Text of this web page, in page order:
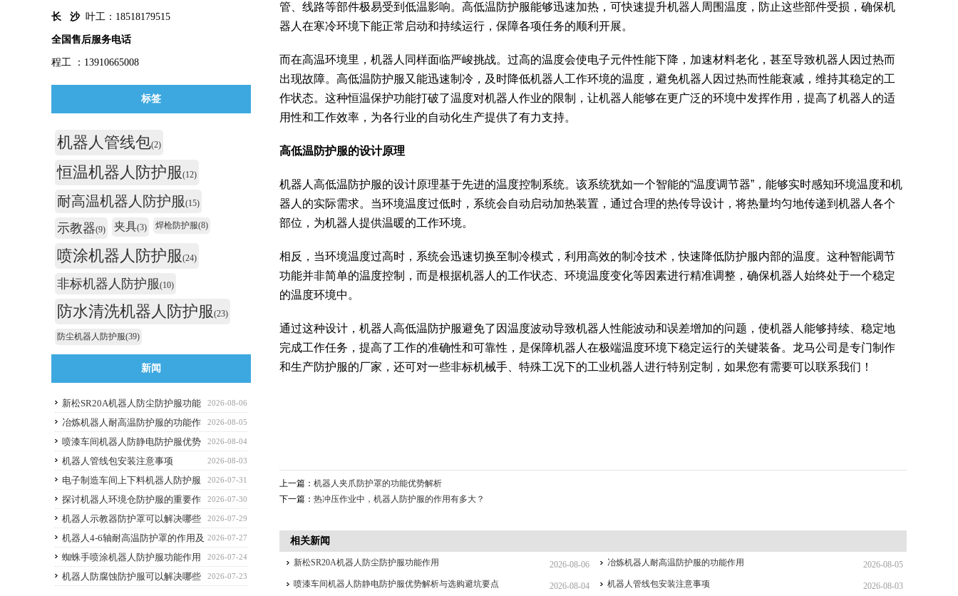
管、线路等部件极易受到低温影响。高低温防护服能够迅速加热，可快速提升机器人周围温度，防止这些部件受损，确保机
器人在寒冷环境下能正常启动和持续运行，保障各项任务的顺利开展。
而在高温环境里，机器人同样面临严峻挑战。过高的温度会使电子元件性能下降，加速材料老化，甚至导致机器人因过热而
出现故障。高低温防护服又能迅速制冷，及时降低机器人工作环境的温度，避免机器人因过热而性能衰减，维持其稳定的工
作状态。这种恒温保护功能打破了温度对机器人作业的限制，让机器人能够在更广泛的环境中发挥作用，提高了机器人的适
用性和工作效率，为各行业的自动化生产提供了有力支持。
高低温防护服的设计原理
机器人高低温防护服的设计原理基于先进的温度控制系统。该系统犹如一个智能的“温度调节器”，能够实时感知环境温度和机
器人的实际需求。当环境温度过低时，系统会自动启动加热装置，通过合理的热传导设计，将热量均匀地传递到机器人各个
部位，为机器人提供温暖的工作环境。
相反，当环境温度过高时，系统会迅速切换至制冷模式，利用高效的制冷技术，快速降低防护服内部的温度。这种智能调节
功能并非简单的温度控制，而是根据机器人的工作状态、环境温度变化等因素进行精准调整，确保机器人始终处于一个稳定
的温度环境中。
通过这种设计，机器人高低温防护服避免了因温度波动导致机器人性能波动和误差增加的问题，使机器人能够持续、稳定地
完成工作任务，提高了工作的准确性和可靠性，是保障机器人在极端温度环境下稳定运行的关键装备。龙马公司是专门制作
和生产防护服的厂家，还可对一些非标机械手、特殊工况下的工业机器人进行特别定制，如果您有需要可以联系我们！
上一篇：机器人夹爪防护罩的功能优势解析
下一篇：热冲压作业中，机器人防护服的作用有多大？
相关新闻
2026-08-06
新松SR20A机器人防尘防护服功能作用 2026-08-05
冶炼机器人耐高温防护服的功能作用
2026-08-04
喷漆车间机器人防静电防护服优势解析与选购避坑要点 2026-08-03
机器人管线包安装注意事项
长 沙叶工：18518179515
全国售后服务电话
程工 ：13910665008
标签
机器人管线包(2)
恒温机器人防护服(12)
耐高温机器人防护服(15)
示教器(9) 夹具(3) 焊枪防护服(8)
喷涂机器人防护服(24)
非标机器人防护服(10)
防水清洗机器人防护服(23)
防尘机器人防护服(39)
新闻
2026-08-06
新松SR20A机器人防尘防护服功能
作用
2026-08-05
冶炼机器人耐高温防护服的功能作
用
2026-08-04
喷漆车间机器人防静电防护服优势
解析与选购避坑要点
2026-08-03
机器人管线包安装注意事项
2026-07-31
电子制造车间上下料机器人防护服
应该选什么功能的
2026-07-30
探讨机器人环境仓防护服的重要作
用
2026-07-29
机器人示教器防护罩可以解决哪些
痛点？
2026-07-27
机器人4-6轴耐高温防护罩的作用及
优点
2026-07-24
蜘蛛手喷涂机器人防护服功能作用
2026-07-23
机器人防腐蚀防护服可以解决哪些